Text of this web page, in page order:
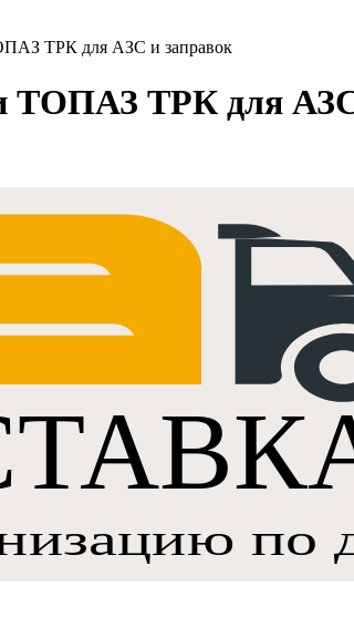
ТРК для АЗС и заправок
ТОПАЗ ТРК для АЗС